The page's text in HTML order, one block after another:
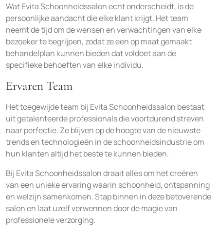
Wat Evita Schoonheidssalon echt onderscheidt, is de
persoonlijke aandacht die elke klant krijgt. Het team
neemt de tijd om de wensen en verwachtingen van elke
bezoeker te begrijpen, zodat ze een op maat gemaakt
behandelplan kunnen bieden dat voldoet aan de
specifieke behoeften van elke individu.
Ervaren Team
Het toegewijde team bij Evita Schoonheidssalon bestaat
uit getalenteerde professionals die voortdurend streven
naar perfectie. Ze blijven op de hoogte van de nieuwste
trends en technologieën in de schoonheidsindustrie om
hun klanten altijd het beste te kunnen bieden.
Bij Evita Schoonheidssalon draait alles om het creëren
van een unieke ervaring waarin schoonheid, ontspanning
en welzijn samenkomen. Stap binnen in deze betoverende
salon en laat uzelf verwennen door de magie van
professionele verzorging.